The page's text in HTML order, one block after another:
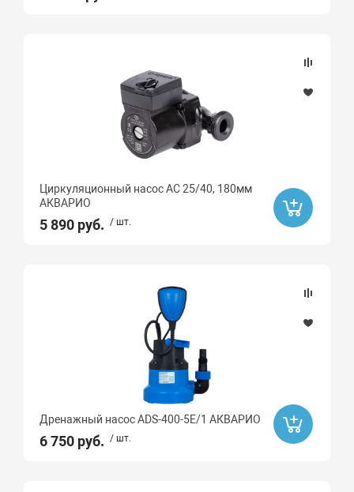
90
слабозагрязненная
Циркуляционный насос AC 25/40, 180мм
АКВАРИО
5 890 руб. / шт.
Дренажный насос ADS-400-5E/1 АКВАРИО
6 750 руб. / шт.